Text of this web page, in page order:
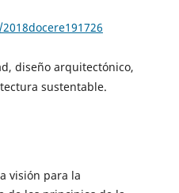
diseño arquitectónico,
sustentable.
visión para la